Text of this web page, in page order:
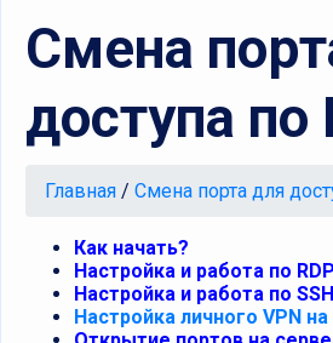
Смена
доступа по
Главная / Смена порта для
Как начать?
Настройка и работа по RDP
Настройка и работа по SSH
Настройка личного VPN